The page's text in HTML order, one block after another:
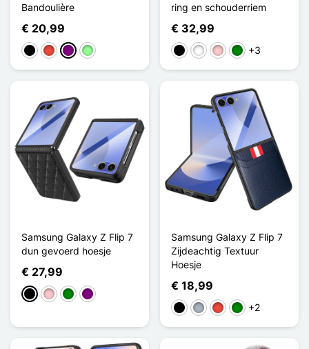
Bandoulière
€ 20,99
ZwartRoodPurperVert Menthe
ring en schouderriem
€ 32,99
ZwartWit RozeGroen
+3
Samsung Galaxy Z Flip 7
dun gevoerd hoesje
€ 27,99
ZwartRozeGroenPurper
Samsung Galaxy Z Flip 7
Zijdeachtig Textuur
Hoesje
€ 18,99
ZwartGrijsRoodGroen
+2